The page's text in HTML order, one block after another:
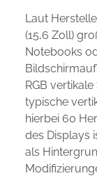
Laut
(15,6 Zoll)
Notebooks
RGB
typische
hierbei 60
des Displays
als